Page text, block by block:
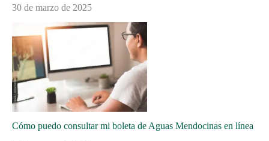
30 de marzo de 2025
Cómo puedo consultar mi boleta de Aguas Mendocinas en línea